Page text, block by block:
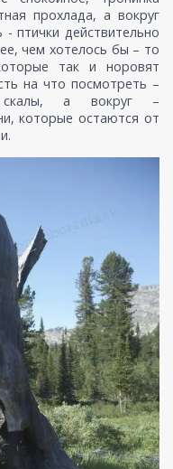
прохлада, а вокруг
птички действительно
чем хотелось бы – то
так и норовят
на что посмотреть –
скалы, а вокруг –
которые остаются от